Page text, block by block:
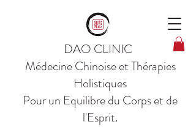
DAO CLINIC
Médecine Chinoise et Thérapies
Holistiques
Pour un Equilibre du Corps et de
l'Esprit.